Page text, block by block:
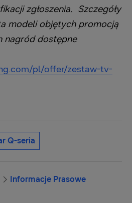
zgłoszenia. Szczegóły
modeli objętych promocją
nagród dostępne
pl/offer/zestaw-tv-
Q-seria
Informacje Prasowe